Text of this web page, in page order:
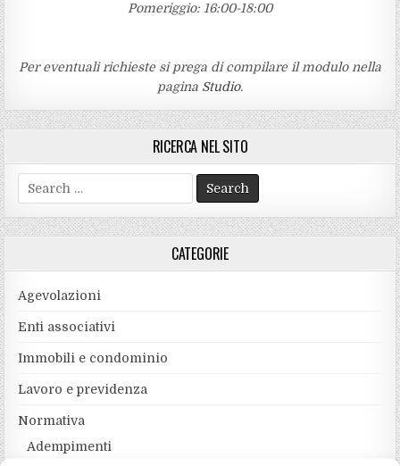
Pomeriggio: 16:00-18:00
Per eventuali richieste si prega di compilare il modulo nella
pagina Studio.
RICERCA NEL SITO
Search
for:
CATEGORIE
Agevolazioni
Enti associativi
Immobili e condominio
Lavoro e previdenza
Normativa
Adempimenti